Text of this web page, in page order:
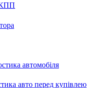
автомобіля
авто перед купівлею